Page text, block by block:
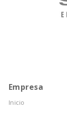
Empresa
Inicio